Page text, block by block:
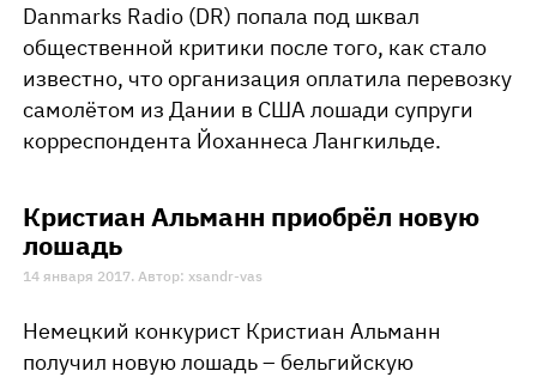
Danmarks Radio (DR) попала под шквал
общественной критики после того, как стало
известно, что организация оплатила перевозку
самолётом из Дании в США лошади супруги
корреспондента Йоханнеса Лангкильде.
Кристиан Альманн приобрёл новую
лошадь
14 января 2017. Автор: xsandr-vas
Немецкий конкурист Кристиан Альманн
получил новую лошадь – бельгийскую